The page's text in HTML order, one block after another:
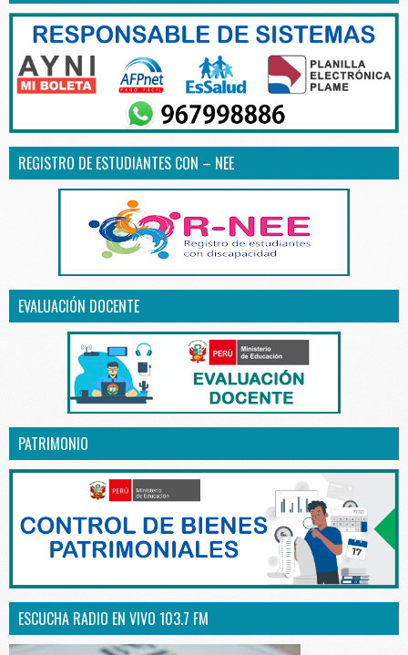
REGISTRO DE ESTUDIANTES CON – NEE
EVALUACIÓN DOCENTE
PATRIMONIO
ESCUCHA RADIO EN VIVO 103.7 FM